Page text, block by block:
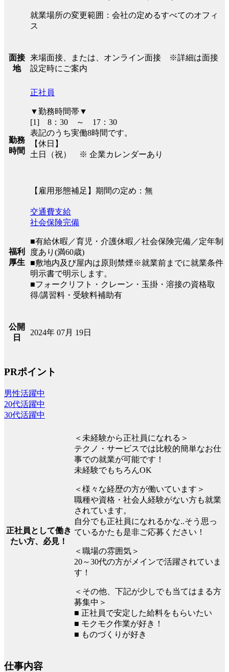
就業場所の変更範囲：会社の定めるすべてのオフィ
ス
面接
地
来場面接、または、オンライン面接 ※詳細は面接
設定時にご案内
勤務
時間
正社員
▼勤務時間帯▼
[1] 8：30 ～ 17：30
表記のうち実働8時間です。
【休日】
土日（祝） ※ 企業カレンダーあり
【雇用形態補足】期間の定め：無
福利
厚生
交通費支給
社会保険完備
■有給休暇／育児・介護休暇／社会保険完備／定年制
度あり(満60歳)
■敷地内及び屋内は原則禁煙※就業前までに就業条件
明示書で明示します。
■フォークリフト・クレーン・玉掛・溶接の資格取
得/講習料・受験料補助有
公開
日
2024年 07月 19日
PRポイント
男性活躍中
20代活躍中
30代活躍中
正社員として働き
たい方、必見！
＜未経験から正社員になれる＞
テクノ・サービスでは比較的簡単なお仕
事での就業が可能です！
未経験でもちろんOK
＜様々な経歴の方が働いています＞
職種や資格・社会人経験がない方も就業
されています。
自分でも正社員になれるかな..そう思っ
ているかたも是非ご応募ください！
＜職場の雰囲気＞
20～30代の方がメインで活躍されていま
す！
＜その他、下記が少しでも当てはまる方
募集中＞
■ 正社員で安定した給料をもらいたい
■ モクモク作業が好き！
■ ものづくりが好き
仕事内容